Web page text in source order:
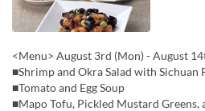
<Menu> August 3rd (Mon) - August
■Shrimp and Okra Salad with Sichuan
■Tomato and Egg Soup
■Mapo Tofu, Pickled Mustard Greens,